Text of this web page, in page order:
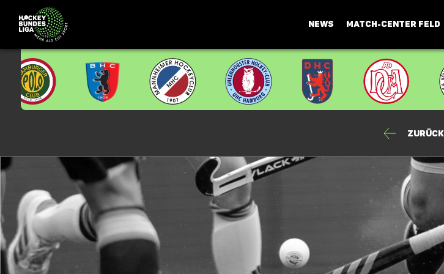
NEWS MATCH-CENTER FELD
Zurück